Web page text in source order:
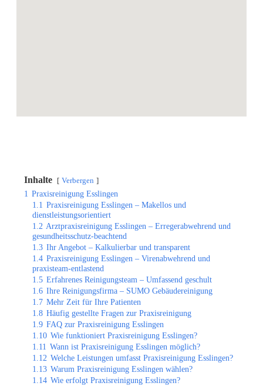
Inhalte Verbergen
1 Praxisreinigung Esslingen
1.1 Praxisreinigung Esslingen – Makellos und
dienstleistungsorientiert
1.2 Arztpraxisreinigung Esslingen – Erregerabwehrend und
gesundheitsschutz-beachtend
1.3 Ihr Angebot – Kalkulierbar und transparent
1.4 Praxisreinigung Esslingen – Virenabwehrend und
praxisteam-entlastend
1.5 Erfahrenes Reinigungsteam – Umfassend geschult
1.6 Ihre Reinigungsfirma – SUMO Gebäudereinigung
1.7 Mehr Zeit für Ihre Patienten
1.8 Häufig gestellte Fragen zur Praxisreinigung
1.9 FAQ zur Praxisreinigung Esslingen
1.10 Wie funktioniert Praxisreinigung Esslingen?
1.11 Wann ist Praxisreinigung Esslingen möglich?
1.12 Welche Leistungen umfasst Praxisreinigung Esslingen?
1.13 Warum Praxisreinigung Esslingen wählen?
1.14 Wie erfolgt Praxisreinigung Esslingen?